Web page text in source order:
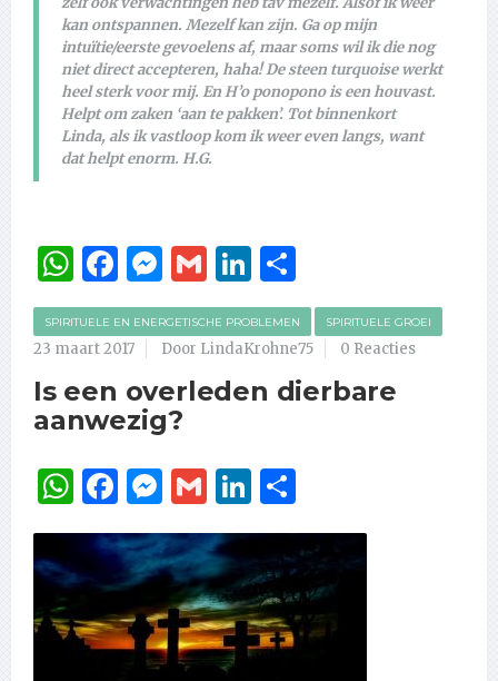
kan ontspannen. Mezelf kan zijn. Ga op mijn
intuïtie/eerste gevoelens af, maar soms wil ik die nog
niet direct accepteren, haha! De steen turquoise werkt
heel sterk voor mij. En H’o ponopono is een houvast.
Helpt om zaken ‘aan te pakken’. Tot binnenkort
Linda, als ik vastloop kom ik weer even langs, want
dat helpt enorm. H.G.
WhatsApp
Facebook
Messenger
GmailLinkedIn
SPIRITUELE EN ENERGETISCHE PROBLEMEN SPIRITUELE GROEI
23 maart 2017 Door LindaKrohne75 0 Reacties
Is een overleden dierbare
aanwezig?
WhatsApp
Facebook
Messenger
GmailLinkedIn